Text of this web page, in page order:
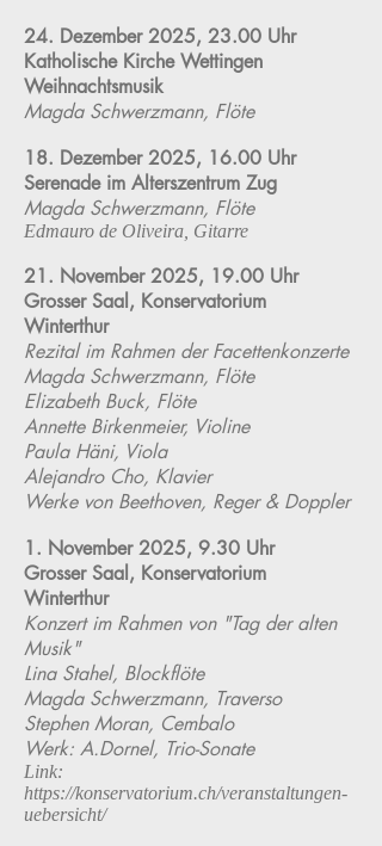
24. Dezember 2025, 23.00 Uhr
Katholische Kirche Wettingen
Weihnachtsmusik
Magda Schwerzmann, Flöte
18. Dezember 2025, 16.00 Uhr
Serenade im Alterszentrum Zug
Magda Schwerzmann, Flöte
Edmauro de Oliveira, Gitarre
21. November 2025, 19.00 Uhr
Grosser Saal, Konservatorium
Winterthur
Rezital im Rahmen der Facettenkonzerte
Magda Schwerzmann, Flöte
Elizabeth Buck, Flöte
Annette Birkenmeier, Violine
Paula Häni, Viola
Alejandro Cho, Klavier
Werke von Beethoven, Reger & Doppler
1. November 2025, 9.30 Uhr
Grosser Saal, Konservatorium
Winterthur
Konzert im Rahmen von "Tag der alten
Musik"
Lina Stahel, Blockflöte
Magda Schwerzmann, Traverso
Stephen Moran, Cembalo
Werk: A.Dornel, Trio-Sonate
Link:
https://konservatorium.ch/veranstaltungen-
uebersicht/